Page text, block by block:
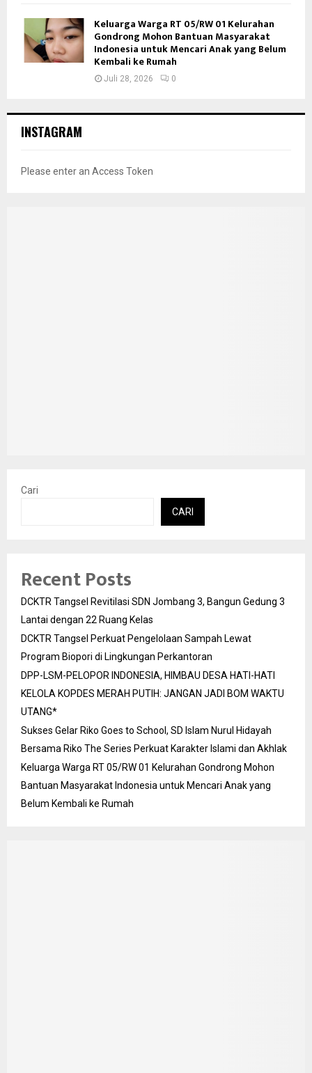
Keluarga Warga RT 05/RW 01 Kelurahan
Gondrong Mohon Bantuan Masyarakat
Indonesia untuk Mencari Anak yang Belum
Kembali ke Rumah
Juli 28, 2026 0
INSTAGRAM
Please enter an Access Token
Cari
CARI
Recent Posts
DCKTR Tangsel Revitilasi SDN Jombang 3, Bangun Gedung 3
Lantai dengan 22 Ruang Kelas
DCKTR Tangsel Perkuat Pengelolaan Sampah Lewat
Program Biopori di Lingkungan Perkantoran
DPP-LSM-PELOPOR INDONESIA, HIMBAU DESA HATI-HATI
KELOLA KOPDES MERAH PUTIH: JANGAN JADI BOM WAKTU
UTANG*
Sukses Gelar Riko Goes to School, SD Islam Nurul Hidayah
Bersama Riko The Series Perkuat Karakter Islami dan Akhlak
Keluarga Warga RT 05/RW 01 Kelurahan Gondrong Mohon
Bantuan Masyarakat Indonesia untuk Mencari Anak yang
Belum Kembali ke Rumah